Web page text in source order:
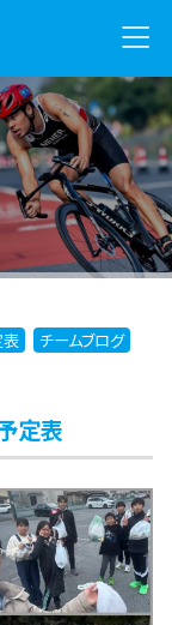
表 チームブログ
定表